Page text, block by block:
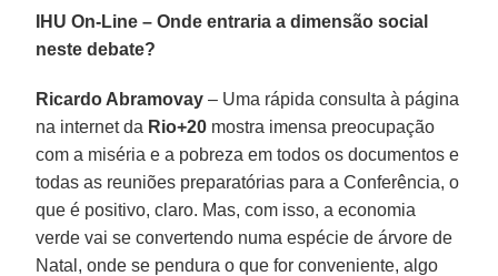
IHU On-Line – Onde entraria a dimensão social
neste debate?
Ricardo Abramovay– Uma rápida consulta à página
na internet da Rio+20 mostra imensa preocupação
com a miséria e a pobreza em todos os documentos e
todas as reuniões preparatórias para a Conferência, o
que é positivo, claro. Mas, com isso, a economia
verde vai se convertendo numa espécie de árvore de
Natal, onde se pendura o que for conveniente, algo